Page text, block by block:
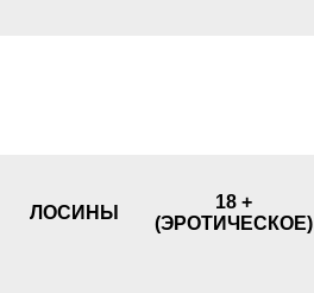
ЛОСИНЫ
18 +
(ЭРОТИЧЕСКОЕ)